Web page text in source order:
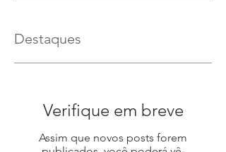
Destaques
Verifique em breve
Assim que novos posts forem